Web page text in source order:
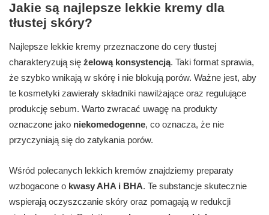
Jakie są najlepsze lekkie kremy dla
tłustej skóry?
Najlepsze lekkie kremy przeznaczone do cery tłustej
charakteryzują się żelową konsystencją. Taki format sprawia,
że szybko wnikają w skórę i nie blokują porów. Ważne jest, aby
te kosmetyki zawierały składniki nawilżające oraz regulujące
produkcję sebum. Warto zwracać uwagę na produkty
oznaczone jako niekomedogenne, co oznacza, że nie
przyczyniają się do zatykania porów.
Wśród polecanych lekkich kremów znajdziemy preparaty
wzbogacone o kwasy AHA i BHA. Te substancje skutecznie
wspierają oczyszczanie skóry oraz pomagają w redukcji